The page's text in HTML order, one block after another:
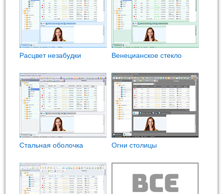
Расцвет незабудки Венецианское стекло
Стальная оболочка Огни столицы